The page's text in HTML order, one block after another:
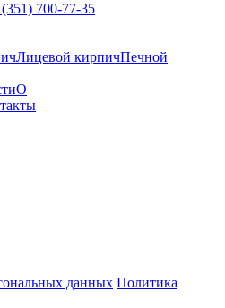
700-77-35
Лицевой кирпичПечной
О
данных Политика